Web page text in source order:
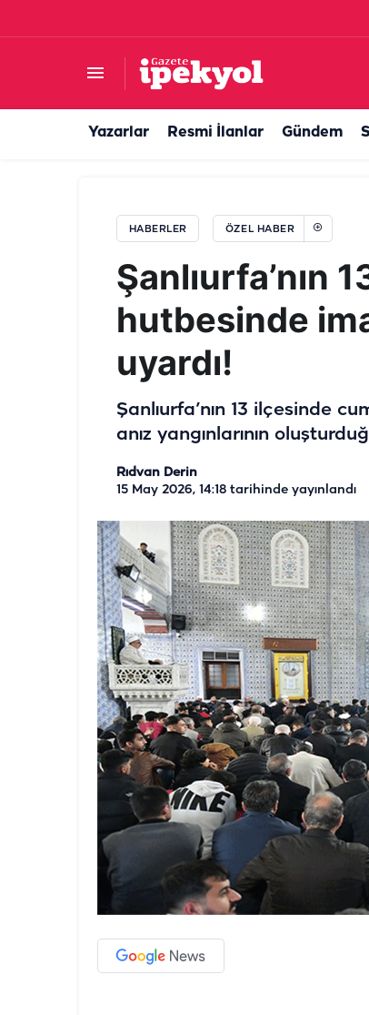
Yazarlar Resmi İlanlar Gündem
HABERLER ÖZEL HABER
Şanlıurfa’nın
hutbesinde
uyardı!
Şanlıurfa’nın 13 ilçesinde
anız yangınlarının
Rıdvan Derin
15 May 2026, 14:18 tarihinde yayınlandı